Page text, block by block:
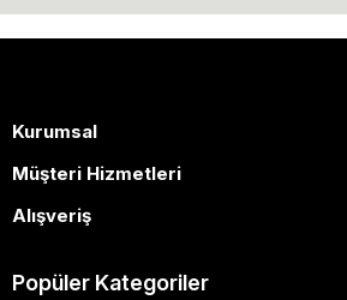
Kurumsal
Müşteri Hizmetleri
Alışveriş
Popüler Kategoriler